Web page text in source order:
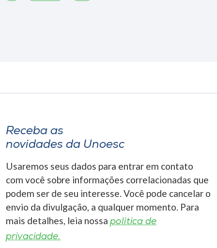
Receba as
novidades da Unoesc
Usaremos seus dados para entrar em contato
com você sobre informações correlacionadas que
podem ser de seu interesse. Você pode cancelar o
envio da divulgação, a qualquer momento. Para
mais detalhes, leia nossa política de
privacidade.